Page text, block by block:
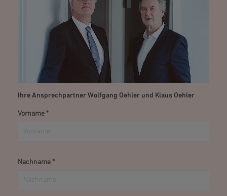
Ihre Ansprechpartner Wolfgang Oehler und Klaus Oehler
Vorname *
Nachname *